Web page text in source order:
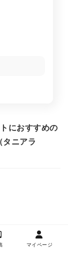
におすすめの
ニアラ
マイページ